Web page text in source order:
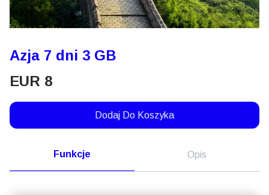
Azja 7 dni 3 GB
EUR 8
Dodaj Do Koszyka
Funkcje Opis